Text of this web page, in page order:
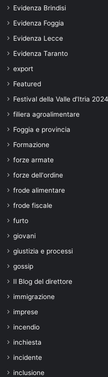
Evidenza Brindisi
Evidenza Foggia
Evidenza Lecce
Evidenza Taranto
export
Featured
Festival della Valle d'Itria 2024
filiera agroalimentare
Foggia e provincia
Formazione
forze armate
forze dell'ordine
frode alimentare
frode fiscale
furto
giovani
giustizia e processi
gossip
Il Blog del direttore
immigrazione
imprese
incendio
inchiesta
incidente
inclusione